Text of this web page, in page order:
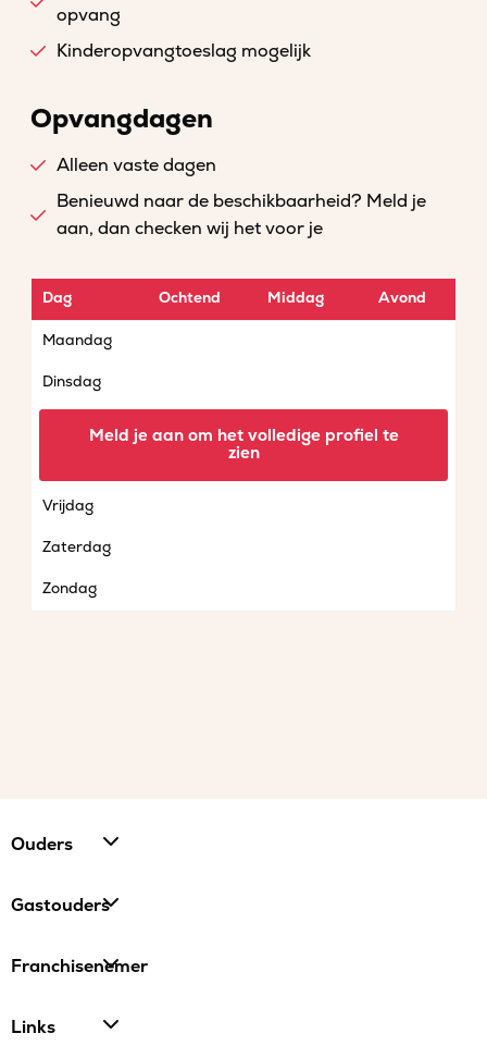
opvang
Kinderopvangtoeslag mogelijk
Opvangdagen
Alleen vaste dagen
Benieuwd naar de beschikbaarheid? Meld je
aan, dan checken wij het voor je
Dag Ochtend Middag Avond
Maandag
Dinsdag
Vrijdag
Zaterdag
Zondag
Meld je aan om het volledige profiel te
zien
Ouders
Gastouders
Franchisenemer
Links